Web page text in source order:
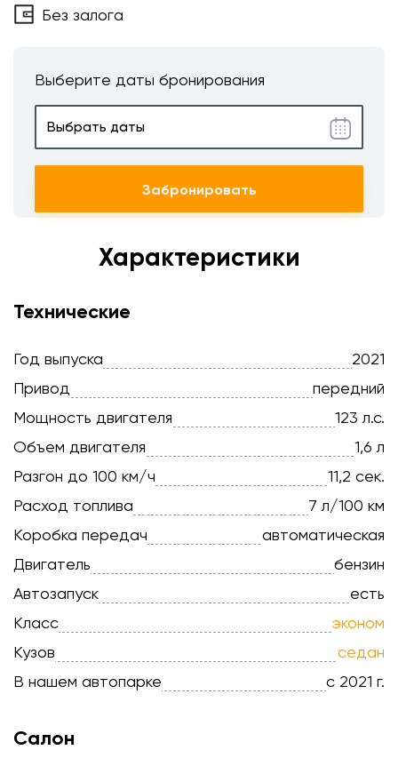
Без залога
Выберите даты бронирования
Забронировать
Характеристики
Технические
Год выпуска
2021
Привод
передний
Мощность двигателя
123 л.с.
Объем двигателя
1,6 л
Разгон до 100 км/ч
11,2 сек.
Расход топлива
7 л/100 км
Коробка передач
автоматическая
Двигатель
бензин
Автозапуск
есть
Класс
эконом
Кузов
седан
В нашем автопарке
с 2021 г.
Салон